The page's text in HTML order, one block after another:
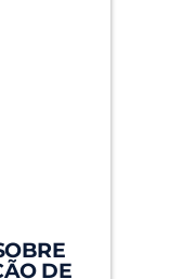
DE